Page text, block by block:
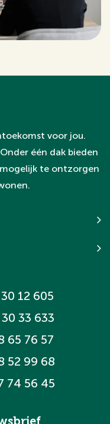
voor jou.
één dak bieden
te ontzorgen
12 605
33 633
65 76 57
52 99 68
74 56 45